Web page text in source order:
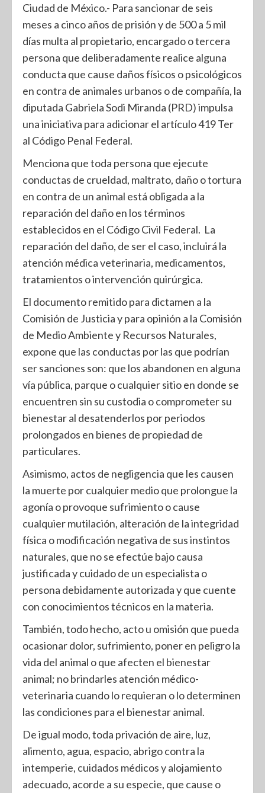
Ciudad de México.- Para sancionar de seis
meses a cinco años de prisión y de 500 a 5 mil
días multa al propietario, encargado o tercera
persona que deliberadamente realice alguna
conducta que cause daños físicos o psicológicos
en contra de animales urbanos o de compañía, la
diputada Gabriela Sodi Miranda (PRD) impulsa
una iniciativa para adicionar el artículo 419 Ter
al Código Penal Federal.
Menciona que toda persona que ejecute
conductas de crueldad, maltrato, daño o tortura
en contra de un animal está obligada a la
reparación del daño en los términos
establecidos en el Código Civil Federal. La
reparación del daño, de ser el caso, incluirá la
atención médica veterinaria, medicamentos,
tratamientos o intervención quirúrgica.
El documento remitido para dictamen a la
Comisión de Justicia y para opinión a la Comisión
de Medio Ambiente y Recursos Naturales,
expone que las conductas por las que podrían
ser sanciones son: que los abandonen en alguna
vía pública, parque o cualquier sitio en donde se
encuentren sin su custodia o comprometer su
bienestar al desatenderlos por periodos
prolongados en bienes de propiedad de
particulares.
Asimismo, actos de negligencia que les causen
la muerte por cualquier medio que prolongue la
agonía o provoque sufrimiento o cause
cualquier mutilación, alteración de la integridad
física o modificación negativa de sus instintos
naturales, que no se efectúe bajo causa
justificada y cuidado de un especialista o
persona debidamente autorizada y que cuente
con conocimientos técnicos en la materia.
También, todo hecho, acto u omisión que pueda
ocasionar dolor, sufrimiento, poner en peligro la
vida del animal o que afecten el bienestar
animal; no brindarles atención médico-
veterinaria cuando lo requieran o lo determinen
las condiciones para el bienestar animal.
De igual modo, toda privación de aire, luz,
alimento, agua, espacio, abrigo contra la
intemperie, cuidados médicos y alojamiento
adecuado, acorde a su especie, que cause o